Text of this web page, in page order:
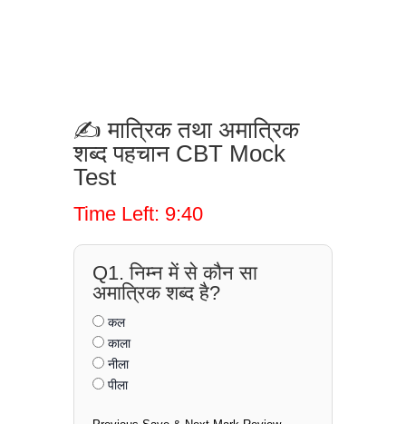
✍️ मात्रिक तथा अमात्रिक
शब्द पहचान CBT Mock
Test
Time Left: 9:40
Q1. निम्न में से कौन सा
अमात्रिक शब्द है?
कल
काला
नीला
पीला